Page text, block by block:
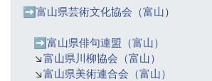
➡️富山県芸術文化協会（富山）
➡️ 富山県俳句連盟（富山）
↘️富山県川柳協会（富山）
↘️富山県美術連合会（富山）